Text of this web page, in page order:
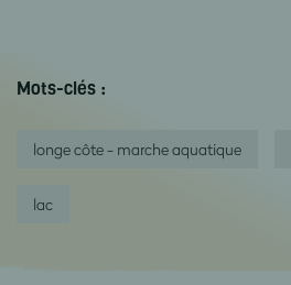
Mots-clés :
longe côte - marche aquatique
lac